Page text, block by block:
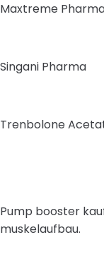
Maxtreme
Singani Pharma
Trenbolone
Pump booster
muskelaufbau.